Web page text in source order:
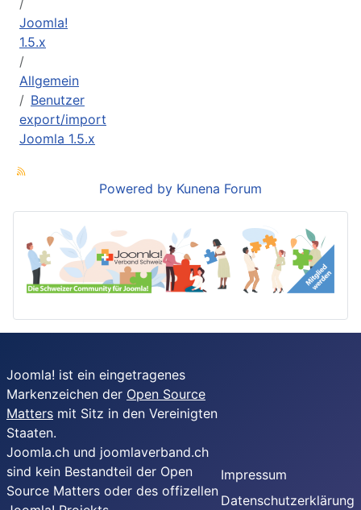
Joomla!
1.5.x
Allgemein
Benutzer
export/import
Joomla 1.5.x
Powered by Kunena Forum
Joomla! ist ein eingetragenes
Markenzeichen der Open Source
Matters mit Sitz in den Vereinigten
Staaten.
Joomla.ch und joomlaverband.ch
sind kein Bestandteil der Open
Source Matters oder des offizellen
Impressum
Datenschutzerklärung